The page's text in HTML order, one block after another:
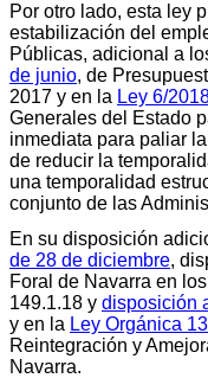
Por otro lado, esta ley
estabilización del
Públicas, adicional a
de junio, de
2017 y en la Ley 6/
Generales del Estado
inmediata para paliar
de reducir la
una temporalidad
conjunto de las
En su disposición
de 28 de diciembre,
Foral de Navarra en
149.1.18 y disposición
y en la Ley Orgánica
Reintegración y
Navarra.